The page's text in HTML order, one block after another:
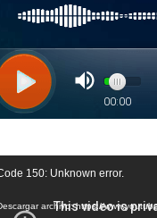
150: Unknown error.
archivo: https://